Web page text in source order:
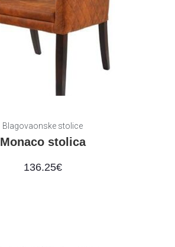
Blagovaonske stolice
Monaco stolica
136.25€